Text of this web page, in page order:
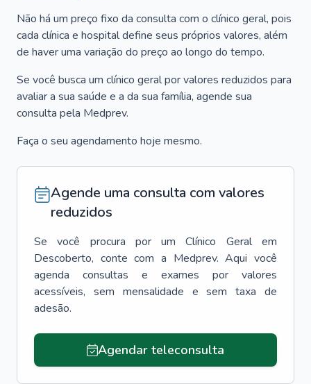
Não há um preço fixo da consulta com o clínico geral, pois
cada clínica e hospital define seus próprios valores, além
de haver uma variação do preço ao longo do tempo.
Se você busca um clínico geral por valores reduzidos para
avaliar a sua saúde e a da sua família, agende sua
consulta pela Medprev.
Faça o seu agendamento hoje mesmo.
Agende uma consulta com valores
reduzidos
Se você procura por um Clínico Geral
em
Descoberto, conte com a Medprev. Aqui você
agenda consultas e exames por valores
acessíveis, sem mensalidade e sem taxa de
adesão.
Agendar teleconsulta